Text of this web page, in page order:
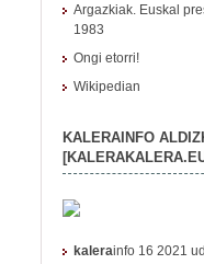
Argazkiak. Euskal
1983
Ongi etorri!
Wikipedian
KALERAINFO
kalerainfo 16 2021